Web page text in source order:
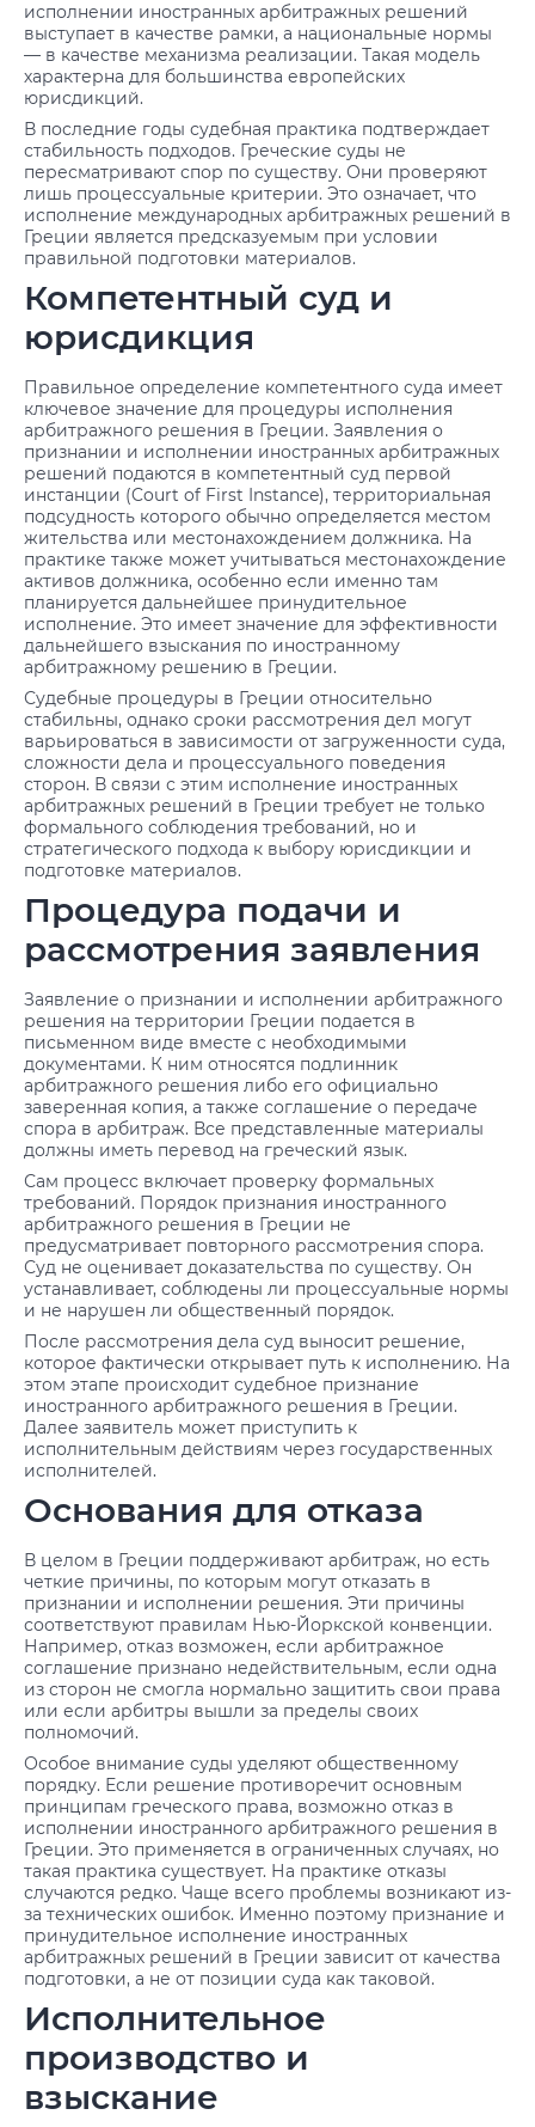
исполнении иностранных арбитражных решений
выступает в качестве рамки, а национальные нормы
— в качестве механизма реализации. Такая модель
характерна для большинства европейских
юрисдикций.
В последние годы судебная практика подтверждает
стабильность подходов. Греческие суды не
пересматривают спор по существу. Они проверяют
лишь процессуальные критерии. Это означает, что
исполнение международных арбитражных решений в
Греции является предсказуемым при условии
правильной подготовки материалов.
Компетентный суд и
юрисдикция
Правильное определение компетентного суда имеет
ключевое значение для процедуры исполнения
арбитражного решения в Греции. Заявления о
признании и исполнении иностранных арбитражных
решений подаются в компетентный суд первой
инстанции (Court of First Instance), территориальная
подсудность которого обычно определяется местом
жительства или местонахождением должника. На
практике также может учитываться местонахождение
активов должника, особенно если именно там
планируется дальнейшее принудительное
исполнение. Это имеет значение для эффективности
дальнейшего взыскания по иностранному
арбитражному решению в Греции.
Судебные процедуры в Греции относительно
стабильны, однако сроки рассмотрения дел могут
варьироваться в зависимости от загруженности суда,
сложности дела и процессуального поведения
сторон. В связи с этим исполнение иностранных
арбитражных решений в Греции требует не только
формального соблюдения требований, но и
стратегического подхода к выбору юрисдикции и
подготовке материалов.
Процедура подачи и
рассмотрения заявления
Заявление о признании и исполнении арбитражного
решения на территории Греции подается в
письменном виде вместе с необходимыми
документами. К ним относятся подлинник
арбитражного решения либо его официально
заверенная копия, а также соглашение о передаче
спора в арбитраж. Все представленные материалы
должны иметь перевод на греческий язык.
Сам процесс включает проверку формальных
требований. Порядок признания иностранного
арбитражного решения в Греции не
предусматривает повторного рассмотрения спора.
Суд не оценивает доказательства по существу. Он
устанавливает, соблюдены ли процессуальные нормы
и не нарушен ли общественный порядок.
После рассмотрения дела суд выносит решение,
которое фактически открывает путь к исполнению. На
этом этапе происходит судебное признание
иностранного арбитражного решения в Греции.
Далее заявитель может приступить к
исполнительным действиям через государственных
исполнителей.
Основания для отказа
В целом в Греции поддерживают арбитраж, но есть
четкие причины, по которым могут отказать в
признании и исполнении решения. Эти причины
соответствуют правилам Нью-Йоркской конвенции.
Например, отказ возможен, если арбитражное
соглашение признано недействительным, если одна
из сторон не смогла нормально защитить свои права
или если арбитры вышли за пределы своих
полномочий.
Особое внимание суды уделяют общественному
порядку. Если решение противоречит основным
принципам греческого права, возможно отказ в
исполнении иностранного арбитражного решения в
Греции. Это применяется в ограниченных случаях, но
такая практика существует. На практике отказы
случаются редко. Чаще всего проблемы возникают из-
за технических ошибок. Именно поэтому признание и
принудительное исполнение иностранных
арбитражных решений в Греции зависит от качества
подготовки, а не от позиции суда как таковой.
Исполнительное
производство и
взыскание